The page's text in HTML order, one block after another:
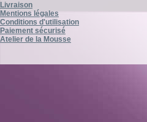
Livraison
Mentions légales
Conditions d'utilisation
Paiement sécurisé
Atelier de la Mousse